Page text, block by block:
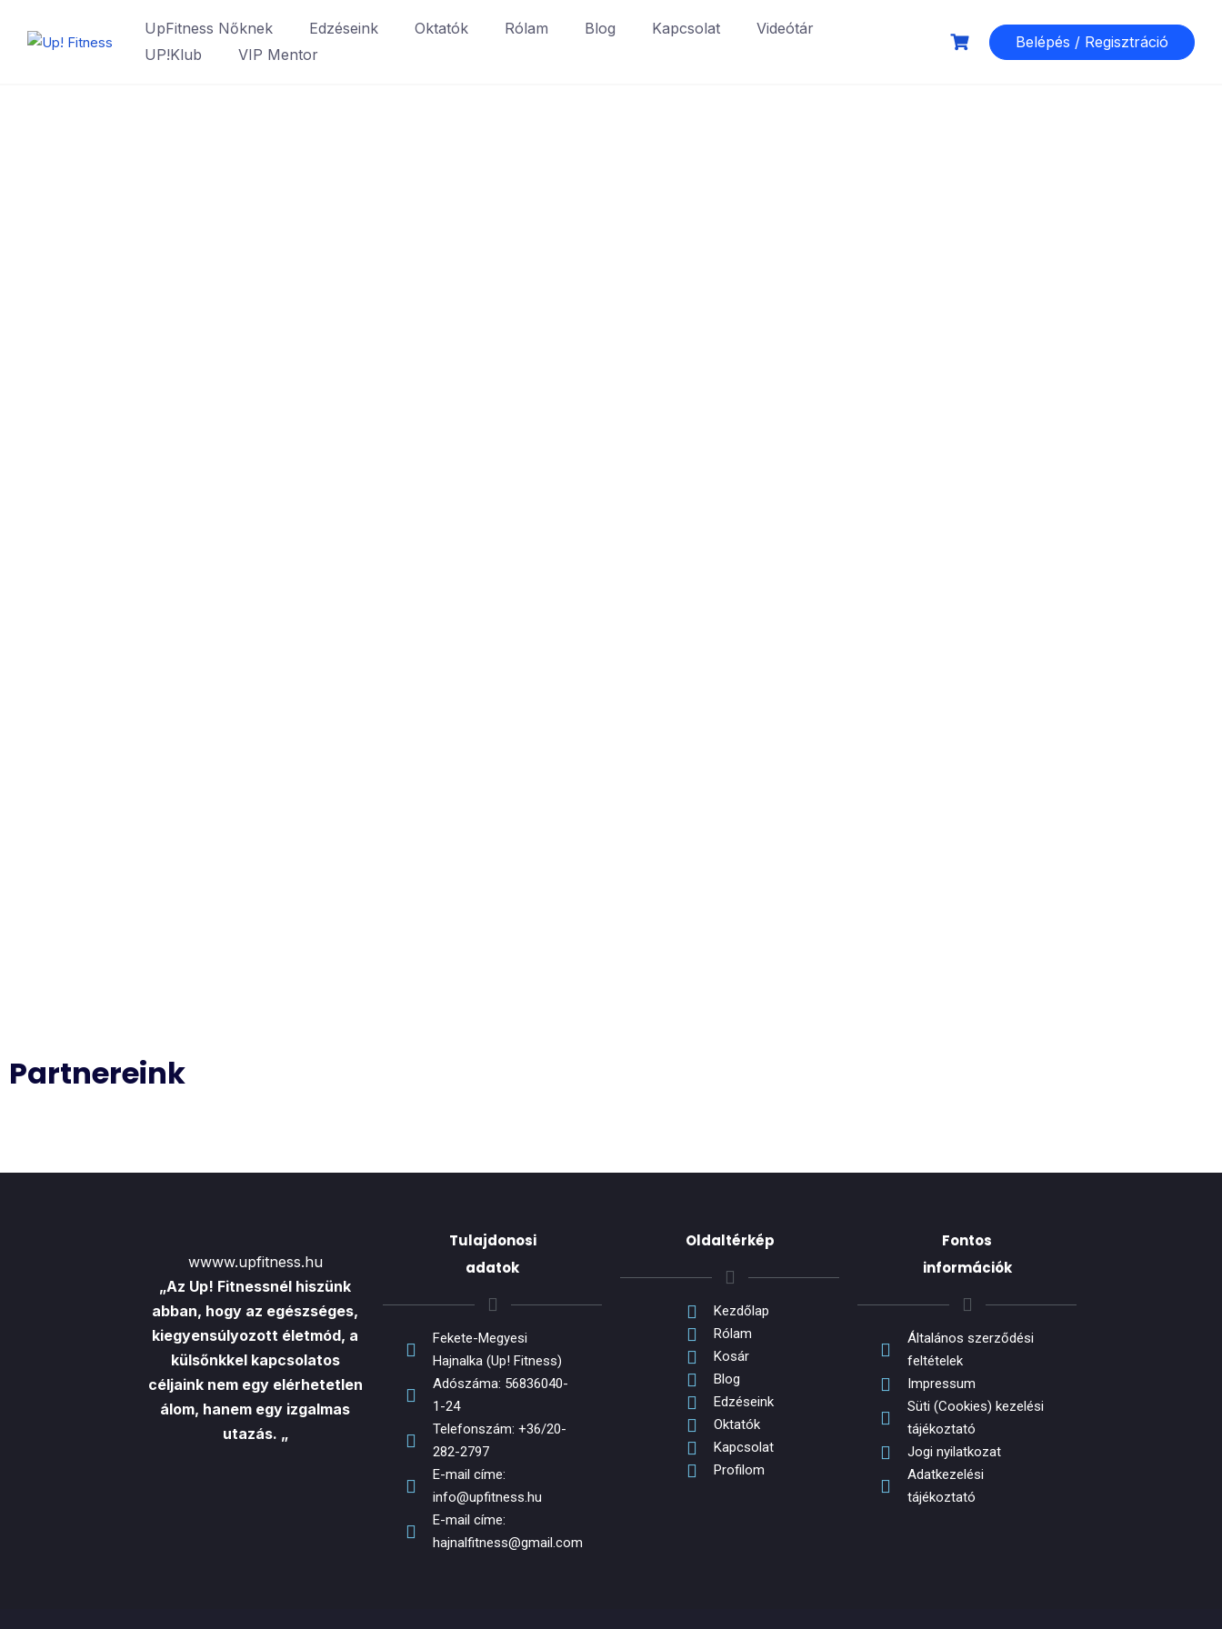
UpFitness Nőknek Edzéseink Oktatók Rólam Blog Kapcsolat
Videótár
UP!Klub
VIP Mentor
Belépés / Regisztráció
Partnereink
wwww.upfitness.hu
„Az Up! Fitnessnél hiszünk
abban, hogy az egészséges,
kiegyensúlyozott életmód, a
külsőnkkel kapcsolatos
céljaink nem egy elérhetetlen
álom, hanem egy izgalmas
utazás. „
Tulajdonosi
adatok
Fekete-Megyesi
Hajnalka (Up! Fitness)
Adószáma: 56836040-
1-24
Telefonszám: +36/20-
282-2797
E-mail címe:
info@upfitness.hu
E-mail címe:
hajnalfitness@gmail.com
Oldaltérkép
Kezdőlap
Rólam
Kosár
Blog
Edzéseink
Oktatók
Kapcsolat
Profilom
Fontos
információk
Általános szerződési
feltételek
Impressum
Süti (Cookies) kezelési
tájékoztató
Jogi nyilatkozat
Adatkezelési
tájékoztató